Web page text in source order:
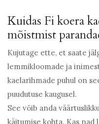
Kuidas Fi koera
mõistmist
Kujutage ette, et saate
lemmikloomade ja
kaelarihmade puhul on
puudutuse kaugusel.
See võib anda
käitumise kohta. Kas nad